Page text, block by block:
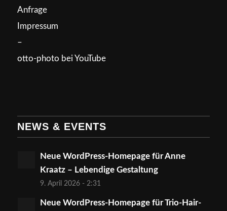
Anfrage
Impressum
–
otto-photo bei YouTube
NEWS & EVENTS
Neue WordPress-Homepage für Anne
Kraatz – Lebendige Gestaltung
9. April 2026 - 2:31
Neue WordPress-Homepage für Trio-Hair-